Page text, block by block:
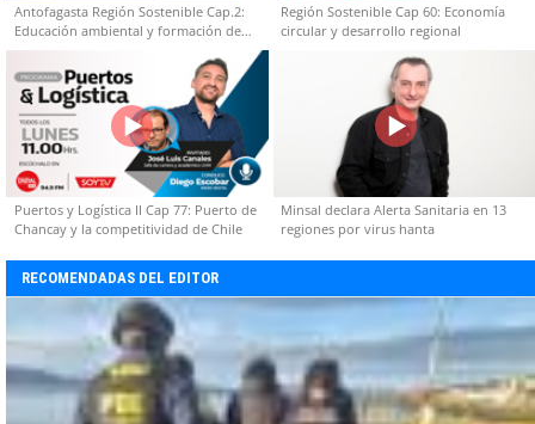
Antofagasta Región Sostenible Cap.2:
Educación ambiental y formación de
capacidades técnicas
Región Sostenible Cap 60: Economía
circular y desarrollo regional
Puertos y Logística II Cap 77: Puerto de
Chancay y la competitividad de Chile
Minsal declara Alerta Sanitaria en 13
regiones por virus hanta
RECOMENDADAS DEL EDITOR